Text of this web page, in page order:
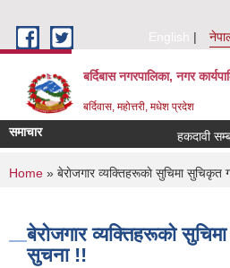
English
बर्दिबास नगरपालिका, नगर
बर्दिवास, महोत्तरी, मधेश प्रदेश
समाचार हकदावी
You are here
Home » बेराेजगार व्यक्तिहरूकाे सुचिमा सुचिकृत
बेराेजगार व्यक्तिहरूकाे
सुचना !!